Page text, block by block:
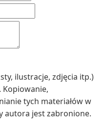
ilustracje, zdjęcia itp.)
tych materiałów w
autora jest zabronione.